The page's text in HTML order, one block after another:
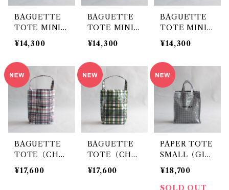
BAGUETTE
TOTE MINI
（GINGHAM
SMALL BLAC
K） / TEMBE
A
¥14,300
BAGUETTE
TOTE MINI
（CHECK NA
VY） / TEMB
EA
¥14,300
BAGUETTE
TOTE MINI
（CHECK GR
EEN） / TEM
BEA
¥14,300
BAGUETTE
TOTE（CHE
CK NAVY） /
TEMBEA
¥17,600
BAGUETTE
TOTE（CHE
CK GREEN）
/ TEMBEA
¥17,600
PAPER TOTE
SMALL（GIN
GHAM SMAL
L BLACK）/
TEMBEA
¥18,700
SOLD OUT